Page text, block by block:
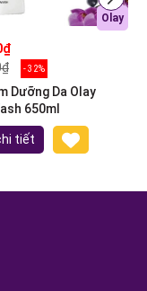
Olay
- 32%
Dưỡng Da Olay
650ml
tiết